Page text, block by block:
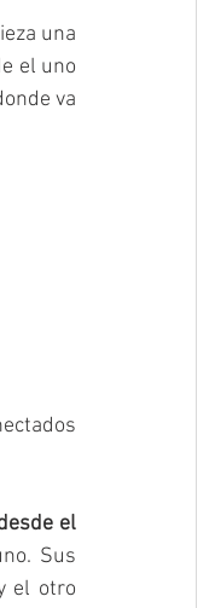
una
el uno
va
el
Sus
el otro